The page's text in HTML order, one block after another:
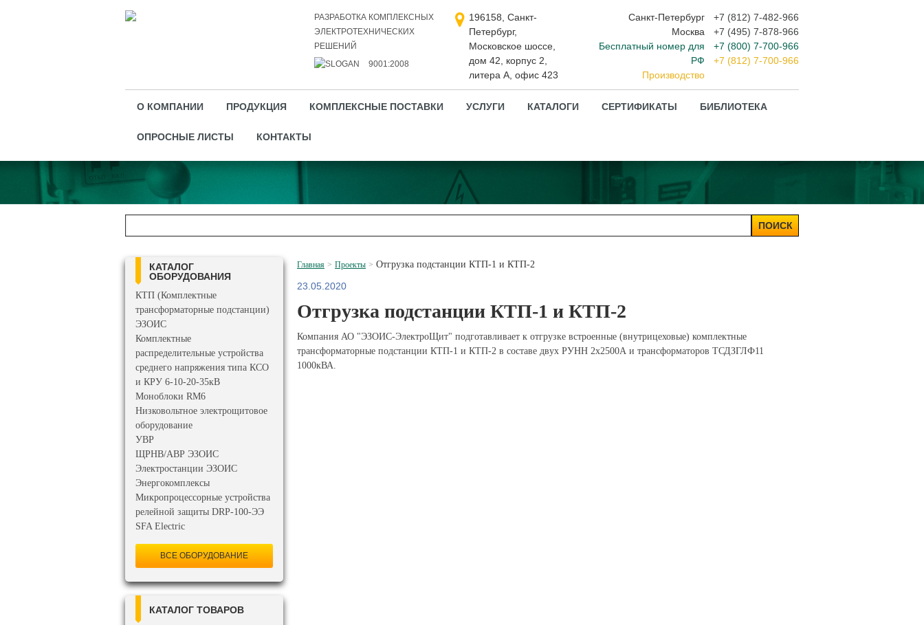
РАЗРАБОТКА КОМПЛЕКСНЫХ
ЭЛЕКТРОТЕХНИЧЕСКИХ
РЕШЕНИЙ
9001:2008
196158, Санкт-
Петербург,
Московское шоссе,
дом 42, корпус 2,
литера А, офис 423
Санкт-Петербург
Москва
Бесплатный номер для
РФ
Производство
+7 (812) 7-482-966
+7 (495) 7-878-966
+7 (800) 7-700-966
+7 (812) 7-700-966
О КОМПАНИИ ПРОДУКЦИЯ КОМПЛЕКСНЫЕ ПОСТАВКИ УСЛУГИ КАТАЛОГИ СЕРТИФИКАТЫ БИБЛИОТЕКА
ОПРОСНЫЕ ЛИСТЫ КОНТАКТЫ
ПОИСК
КАТАЛОГ
ОБОРУДОВАНИЯ
КТП (Комплектные
трансформаторные подстанции)
ЭЗОИС
Комплектные
распределительные устройства
среднего напряжения типа КСО
и КРУ 6-10-20-35кВ
Моноблоки RM6
Низковольтное электрощитовое
оборудование
УВР
ЩРНВ/АВР ЭЗОИС
Электростанции ЭЗОИС
Энергокомплексы
Микропроцессорные устройства
релейной защиты DRP-100-ЭЭ
SFA Electric
ВСЕ ОБОРУДОВАНИЕ
КАТАЛОГ ТОВАРОВ
Главная Проекты Отгрузка подстанции КТП-1 и КТП-2
23.05.2020
Отгрузка подстанции КТП-1 и КТП-2
Компания АО "ЭЗОИС-ЭлектроЩит" подготавливает к отгрузке встроенные (внутрицеховые) комплектные
трансформаторные подстанции КТП-1 и КТП-2 в составе двух РУНН 2х2500А и трансформаторов ТСДЗГЛФ11
1000кВА.